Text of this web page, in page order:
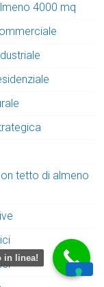
4000 mq
tetto di almeno
in linea!